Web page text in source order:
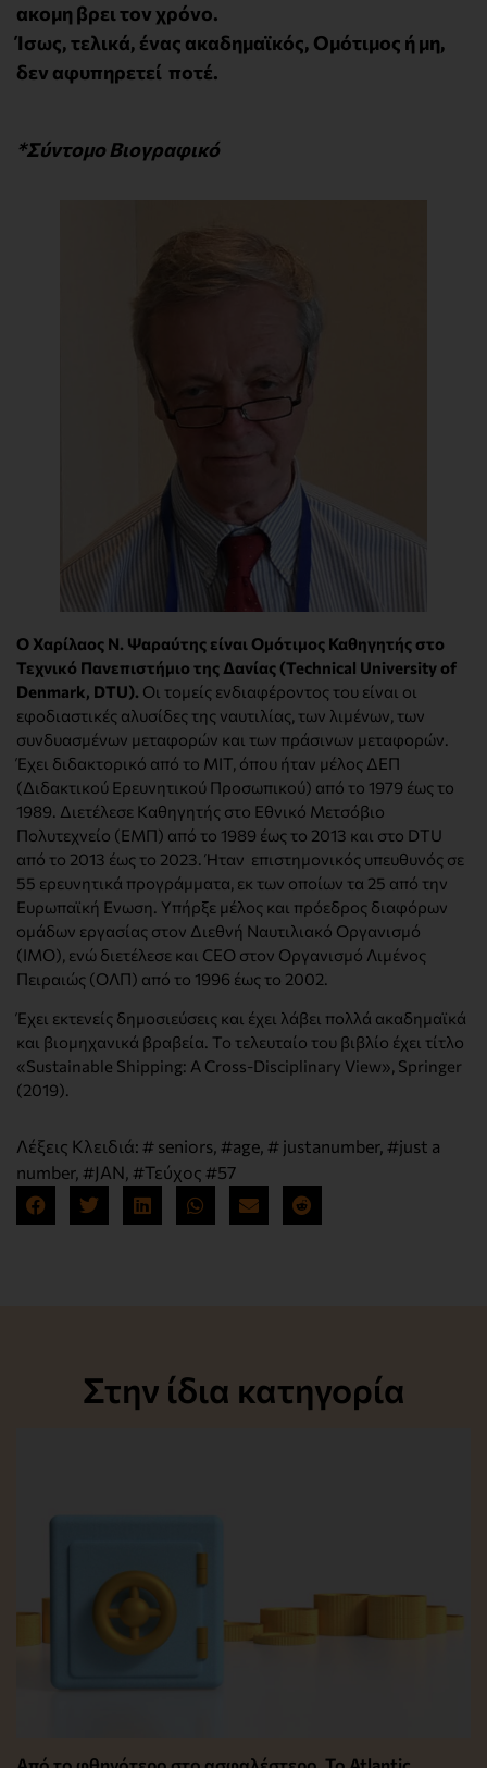
ακομη βρει τον χρόνο.
Ίσως, τελικά, ένας ακαδημαϊκός, Ομότιμος ή μη,
δεν αφυπηρετεί ποτέ.
*Σύντομο Βιογραφικό
Ο Χαρίλαος Ν. Ψαραύτης είναι Ομότιμος Καθηγητής στο
Τεχνικό Πανεπιστήμιο της Δανίας (Technical University of
Denmark, DTU). Οι τομείς ενδιαφέροντος του είναι οι
εφοδιαστικές αλυσίδες της ναυτιλίας, των λιμένων, των
συνδυασμένων μεταφορών και των πράσινων μεταφορών.
Έχει διδακτορικό από το MIT, όπου ήταν μέλος ΔΕΠ
(Διδακτικού Ερευνητικού Προσωπικού) από το 1979 έως το
1989. Διετέλεσε Καθηγητής στο Εθνικό Μετσόβιο
Πολυτεχνείο (ΕΜΠ) από το 1989 έως το 2013 και στο DTU
από το 2013 έως το 2023. Ήταν επιστημονικός υπευθυνός σε
55 ερευνητικά προγράμματα, εκ των οποίων τα 25 από την
Ευρωπαϊκή Ενωση. Υπήρξε μέλος και πρόεδρος διαφόρων
ομάδων εργασίας στον Διεθνή Ναυτιλιακό Οργανισμό
(IMO), ενώ διετέλεσε και CEO στον Οργανισμό Λιμένος
Πειραιώς (ΟΛΠ) από το 1996 έως το 2002.
Έχει εκτενείς δημοσιεύσεις και έχει λάβει πολλά ακαδημαϊκά
και βιομηχανικά βραβεία. Το τελευταίο του βιβλίο έχει τίτλο
«Sustainable Shipping: A Cross-Disciplinary View», Springer
(2019).
Λέξεις Κλειδιά: # seniors, #age, # justanumber, #just a
number, #JAN, #Τεύχος #57
Στην ίδια κατηγορία